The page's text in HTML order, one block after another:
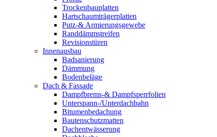
Trockenbauplatten
Hartschaumträgerplatten
Putz-& Armierungsgewebe
Randdämmstreifen
Revisionstüren
Innenausbau
Badsanierung
Dämmung
Bodenbeläge
Dach & Fassade
Dampfbrems-& Dampfsperrfolien
Unterspann-/Unterdachbahn
Bitumenbedachung
Bautenschutzmatten
Dachentwässerung